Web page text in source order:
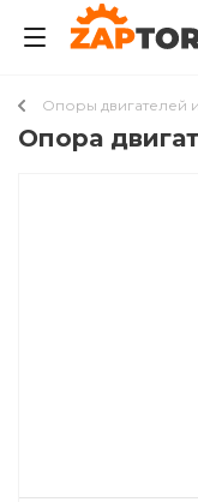
Опоры двигателей
Опора